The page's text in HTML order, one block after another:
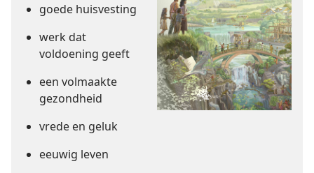
goede huisvesting
werk dat
voldoening geeft
een volmaakte
gezondheid
vrede en geluk
eeuwig leven